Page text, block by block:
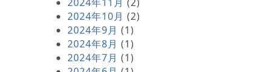
2024年10月 (2)
2024年9月 (1)
2024年8月 (1)
2024年7月 (1)